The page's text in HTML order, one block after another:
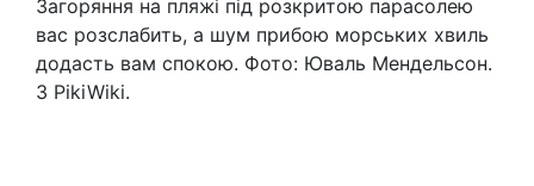
Загоряння на пляжі під розкритою парасолею
вас розслабить, а шум прибою морських хвиль
додасть вам спокою. Фото: Юваль Мендельсон.
З PikiWiki.